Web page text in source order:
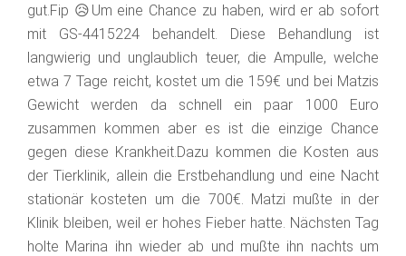
gut.Fip 😥Um eine Chance zu haben, wird er ab sofort
mit GS-4415224 behandelt. Diese Behandlung ist
langwierig und unglaublich teuer, die Ampulle, welche
etwa 7 Tage reicht, kostet um die 159€ und bei Matzis
Gewicht werden da schnell ein paar 1000 Euro
zusammen kommen aber es ist die einzige Chance
gegen diese Krankheit.Dazu kommen die Kosten aus
der Tierklinik, allein die Erstbehandlung und eine Nacht
stationär kosteten um die 700€. Matzi mußte in der
Klinik bleiben, weil er hohes Fieber hatte. Nächsten Tag
holte Marina ihn wieder ab und mußte ihn nachts um